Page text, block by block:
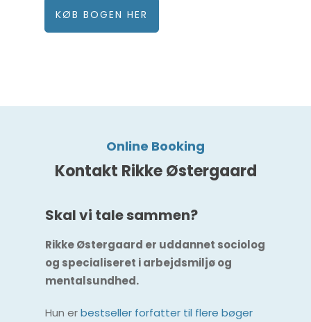
KØB BOGEN HER
Online Booking
Kontakt Rikke Østergaard
Skal vi tale sammen?
Rikke Østergaard er uddannet sociolog
og specialiseret i arbejdsmiljø og
mentalsundhed.
Hun erbestseller forfatter til flere bøger